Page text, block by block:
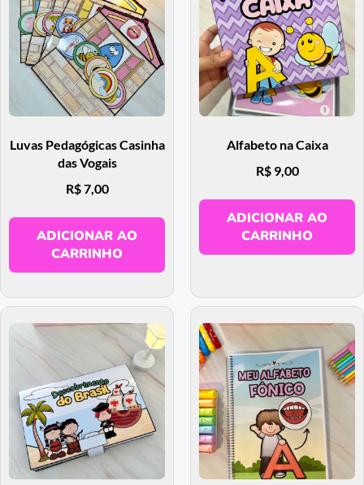
Luvas Pedagógicas Casinha
das Vogais
R$7,00
ADICIONAR AO
CARRINHO
Alfabeto na Caixa
R$9,00
ADICIONAR AO
CARRINHO